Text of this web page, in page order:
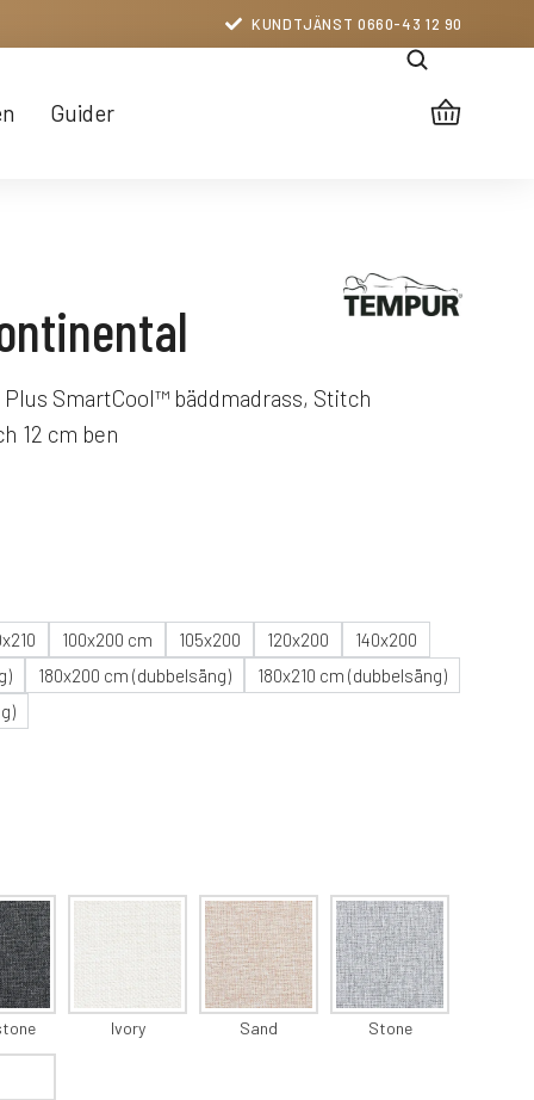
KUNDTJÄNST 0660-43 12 90
Guider
Plus SmartCool™ bäddmadrass, Stitch
12 cm ben
100x200 cm 105x200 120x200
140x200
180x200 cm (dubbelsäng)
180x210 cm (dubbelsäng)
Ivory Sand Stone